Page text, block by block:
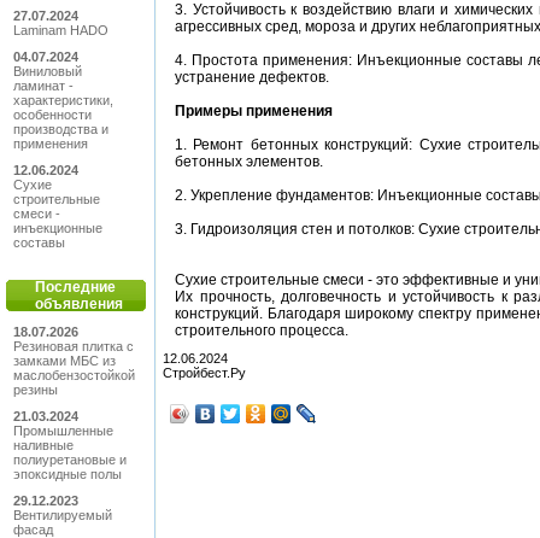
27.07.2024
Laminam HADO
04.07.2024
Виниловый
ламинат -
характеристики,
особенности
производства и
применения
12.06.2024
Сухие
строительные
смеси -
инъекционные
составы
Последние
объявления
18.07.2026
Резиновая плитка с
замками МБС из
маслобензостойкой
резины
21.03.2024
Промышленные
наливные
полиуретановые и
эпоксидные полы
29.12.2023
Вентилируемый
фасад
3. Устойчивость к воздействию влаги и
агрессивных сред, мороза и других
4. Простота применения: Инъекционные составы
устранение дефектов.
Примеры применения
1. Ремонт бетонных конструкций: Сухие
бетонных элементов.
2. Укрепление фундаментов: Инъекционные
3. Гидроизоляция стен и потолков: Сухие
Сухие строительные смеси - это эффективные и
Их прочность, долговечность и устойчивость к
конструкций. Благодаря широкому спектру
строительного процесса.
12.06.2024
Стройбест.Ру